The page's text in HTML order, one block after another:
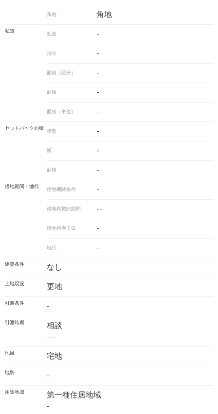
角地 角地
私道
私道 -
持分 -
面積（区分） -
面積 -
面積（単位） -
セットバック面積
状態 -
幅 -
面積 -
借地期間・地代
借地機関条件 -
借地権契約期間 --
借地権満了日 -
地代 -
建築条件 なし
土地現況 更地
引渡条件 -
引渡時期
相談
---
地目 宅地
地勢 -
用途地域
第一種住居地域
-